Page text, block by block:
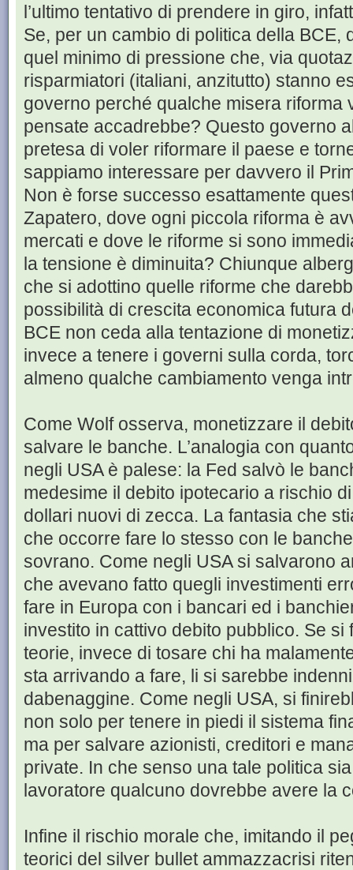
l’ultimo tentativo di prendere in giro,
Se, per un cambio di politica della BCE,
quel minimo di pressione che, via
risparmiatori (italiani, anzitutto) stanno
governo perché qualche misera riforma
pensate accadrebbe? Questo governo
pretesa di voler riformare il paese e
sappiamo interessare per davvero il
Non è forse successo esattamente
Zapatero, dove ogni piccola riforma è
mercati e dove le riforme si sono
la tensione è diminuita? Chiunque
che si adottino quelle riforme che
possibilità di crescita economica futura
BCE non ceda alla tentazione di
invece a tenere i governi sulla corda,
almeno qualche cambiamento venga
Come Wolf osserva, monetizzare il
salvare le banche. L’analogia con
negli USA è palese: la Fed salvò le
medesime il debito ipotecario a rischio
dollari nuovi di zecca. La fantasia che
che occorre fare lo stesso con le
sovrano. Come negli USA si salvarono
che avevano fatto quegli investimenti
fare in Europa con i bancari ed i
investito in cattivo debito pubblico. Se si
teorie, invece di tosare chi ha
sta arrivando a fare, li si sarebbe
dabenaggine. Come negli USA, si
non solo per tenere in piedi il sistema
ma per salvare azionisti, creditori e
private. In che senso una tale politica
lavoratore qualcuno dovrebbe avere la
Infine il rischio morale che, imitando il
teorici del silver bullet ammazzacrisi